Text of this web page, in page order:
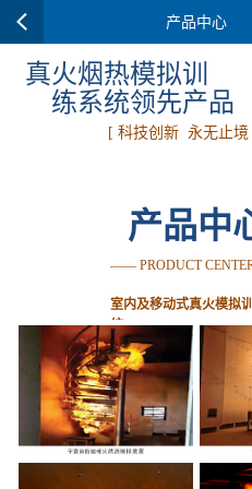
产品中
—— PRODUCT
真火烟热模拟训
练系统领先产品
[ 科技创新 永无止境
室内及移动式真火模拟
统
产品中心